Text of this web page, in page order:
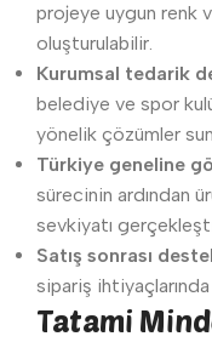
projeye uygun renk
oluşturulabilir.
Kurumsal tedarik
belediye ve spor
yönelik çözümler
Türkiye geneline
sürecinin ardından
sevkiyatı
Satış sonrası
sipariş
Tatami